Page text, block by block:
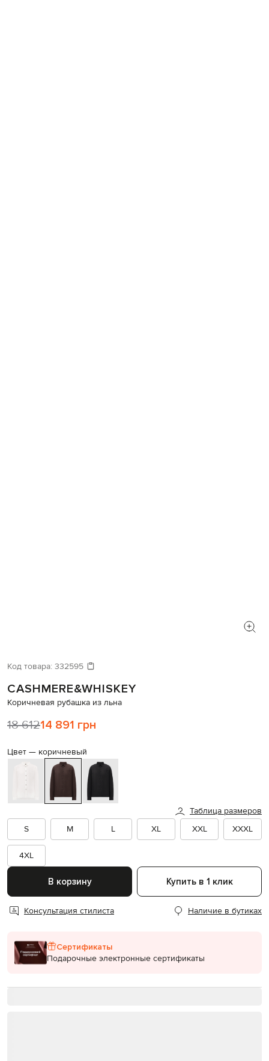
Код товара: 332595
CASHMERE&WHISKEY
Коричневая рубашка из льна
18 61214 891 грн
Цвет — коричневый
Таблица размеров
S
M L XL XXL XXXL
4XL
В корзину Купить в 1 клик
Консультация стилиста Наличие в бутиках
Сертификаты
Подарочные электронные сертификаты